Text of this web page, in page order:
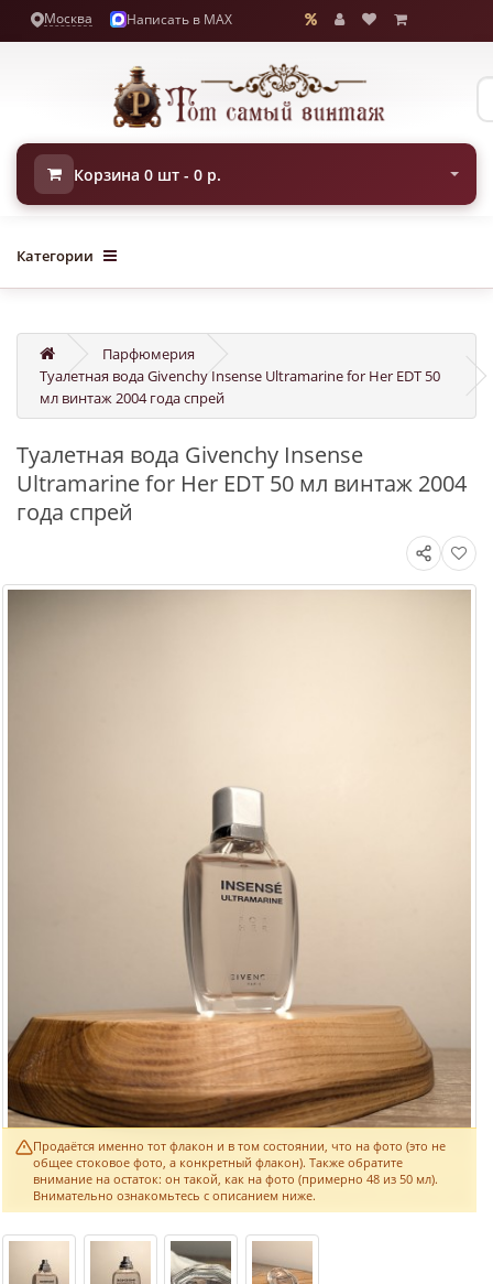
Москва Написать в MAX
Корзина 0 шт - 0 р.
Категории
Парфюмерия
Туалетная вода Givenchy Insense Ultramarine for Her EDT 50
мл винтаж 2004 года спрей
Туалетная вода Givenchy Insense
Ultramarine for Her EDT 50 мл винтаж 2004
года спрей
Продаётся именно тот флакон и в том состоянии, что на фото (это не
общее стоковое фото, а конкретный флакон). Также обратите
внимание на остаток: он такой, как на фото (примерно 48 из 50 мл).
Внимательно ознакомьтесь с описанием ниже.